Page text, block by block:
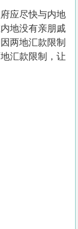
应尽快与内地
地没有亲朋戚
两地汇款限制
汇款限制，让